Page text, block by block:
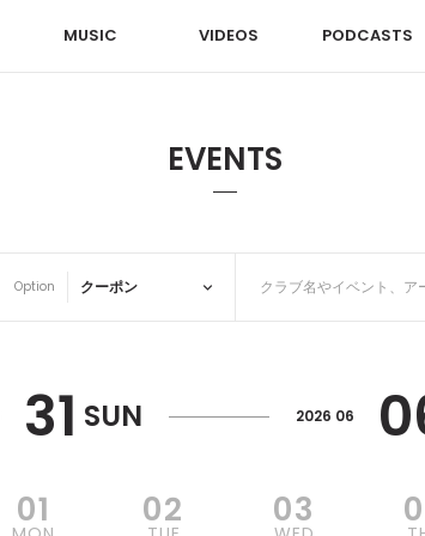
MUSIC VIDEOS PODCASTS
EVENTS
Option
31 SUN 2026 06
01 02 03